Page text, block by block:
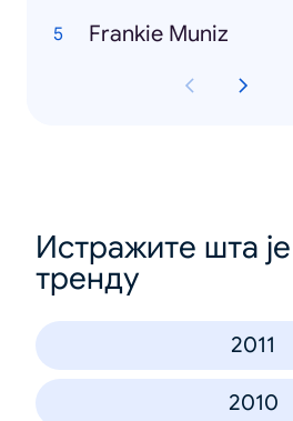
Frankie Muniz
Истражите шта
тренду
2011
2010